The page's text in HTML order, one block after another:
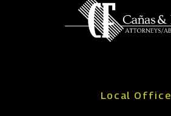
Local Office